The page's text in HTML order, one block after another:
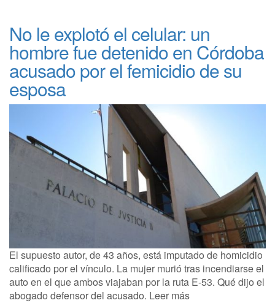
No le explotó el celular: un
hombre fue detenido en Córdoba
acusado por el femicidio de su
esposa
El supuesto autor, de 43 años, está imputado de homicidio
calificado por el vínculo. La mujer murió tras incendiarse el
auto en el que ambos viajaban por la ruta E-53. Qué dijo el
abogado defensor del acusado. Leer más